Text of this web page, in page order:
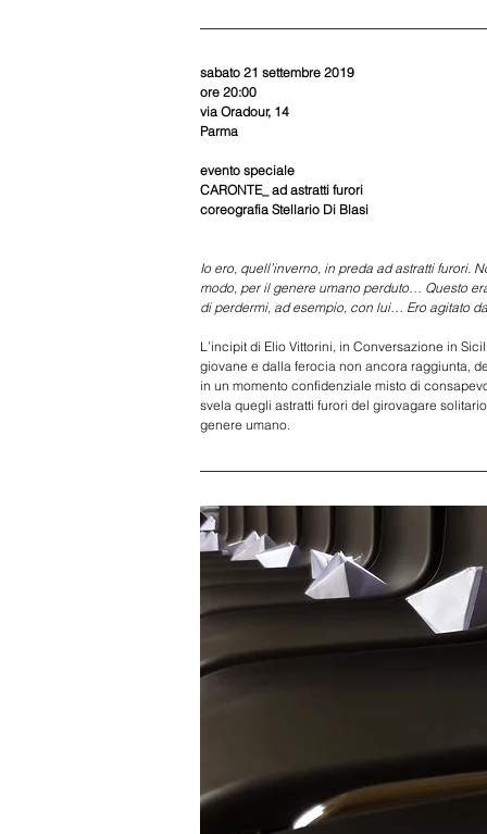
sabato 21 settembre 2019
ore 20:00
via Oradour, 14
Parma
evento speciale
CARONTE_ ad astratti furori
coreografia Stellario Di Blasi
Io ero, quell’inverno, in preda ad astratti furori.
modo, per il genere umano perduto… Questo
di perdermi, ad esempio, con lui… Ero agitato
L’incipit di Elio Vittorini, in Conversazione in
giovane e dalla ferocia non ancora raggiunta,
in un momento confidenziale misto di
svela quegli astratti furori del girovagare
genere umano.